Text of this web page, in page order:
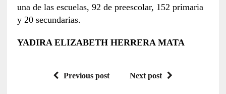
una de las escuelas, 92 de preescolar, 152 primaria
y 20 secundarias.
YADIRA ELIZABETH HERRERA MATA
Previous post Next post